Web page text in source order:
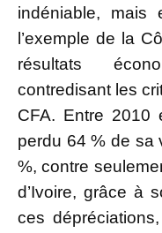
indéniable, mais
l’exemple de la
résultats
contredisant les
CFA. Entre 2010
perdu 64 % de sa
%, contre
d’Ivoire, grâce à
ces